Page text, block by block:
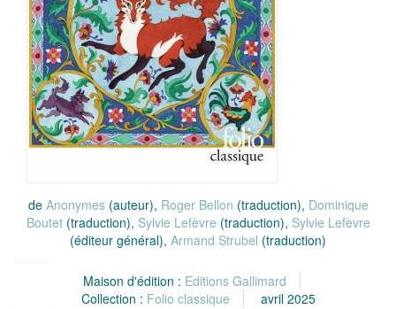
de Anonymes(auteur), Roger Bellon (traduction), Dominique
Boutet(traduction), Sylvie Lefèvre (traduction), Sylvie Lefèvre
(éditeur général), Armand Strubel (traduction)
Maison d'édition : Editions Gallimard
Collection : Folio classique avril 2025